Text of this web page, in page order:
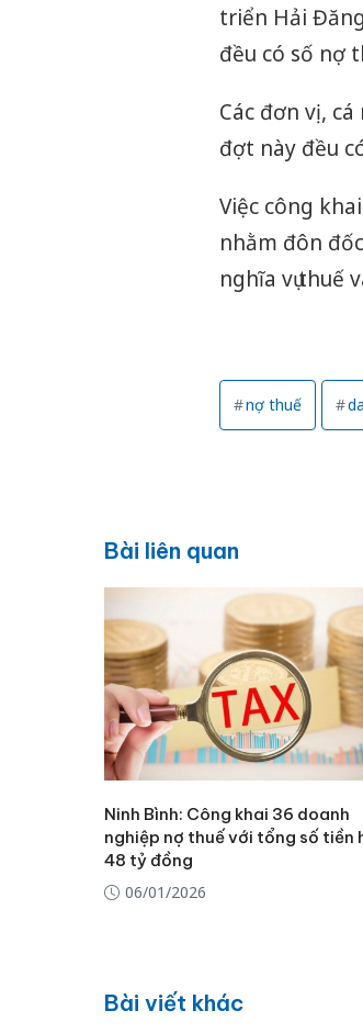
triển Hải Đăng
đều có số nợ
Các đơn vị,
đợt này đều
Việc công
nhằm đôn
nghĩa vụ thuế
nợ thuế
Bài liên quan
Ninh Bình: Công khai 36 doanh
nghiệp nợ thuế với tổng số tiền
48 tỷ đồng
06/01/2026
Bài viết khác